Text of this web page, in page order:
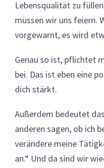
Lebensqualität zu
müssen wir uns feiern.
vorgewarnt, es wird
Genau so ist, pflichtet
bei. Das ist eben eine
dich stärkt.
Außerdem bedeutet
anderen sagen, ob ich
verändere meine
an.“ Und da sind wir